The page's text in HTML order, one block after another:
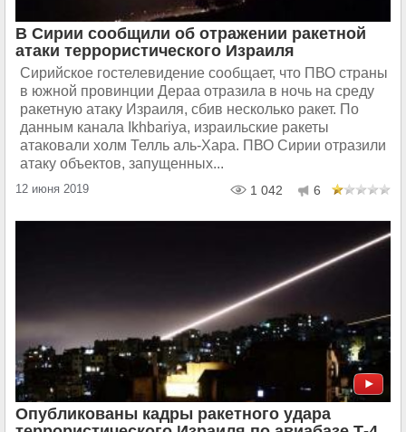
В Сирии сообщили об отражении ракетной
атаки террористического Израиля
Сирийское гостелевидение сообщает, что ПВО страны
в южной провинции Дераа отразила в ночь на среду
ракетную атаку Израиля, сбив несколько ракет. По
данным канала Ikhbariya, израильские ракеты
атаковали холм Телль аль-Хара. ПВО Сирии отразили
атаку объектов, запущенных...
12 июня 2019 1 042 6
Опубликованы кадры ракетного удара